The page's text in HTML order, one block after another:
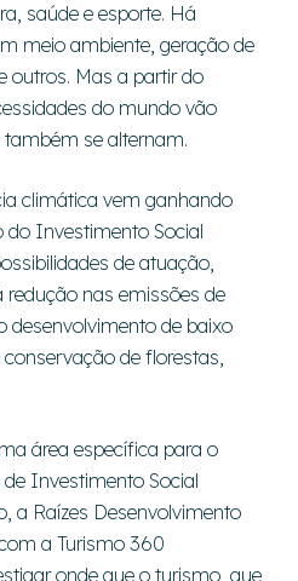
saúde e esporte. Há
meio ambiente, geração de
outros. Mas a partir do
do mundo vão
se alternam.
climática vem ganhando
Investimento Social
de atuação,
nas emissões de
desenvolvimento de baixo
de florestas,
área específica para o
Investimento Social
a Raízes Desenvolvimento
a Turismo 360
onde que o turismo, que